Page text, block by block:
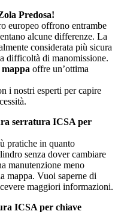
Predosa!
europeo offrono entrambe
alcune differenze. La
considerata più sicura
difficoltà di manomissione.
offre un’ottima
i nostri esperti per capire
serratura ICSA per
pratiche in quanto
senza dover cambiare
manutenzione meno
mappa. Vuoi saperne di
maggiori informazioni.
ICSA per chiave